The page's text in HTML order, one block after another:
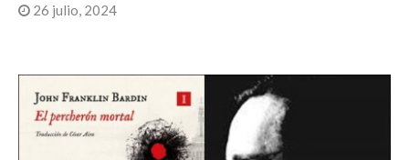
26 julio, 2024